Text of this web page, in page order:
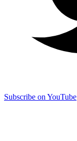
Subscribe on YouTube